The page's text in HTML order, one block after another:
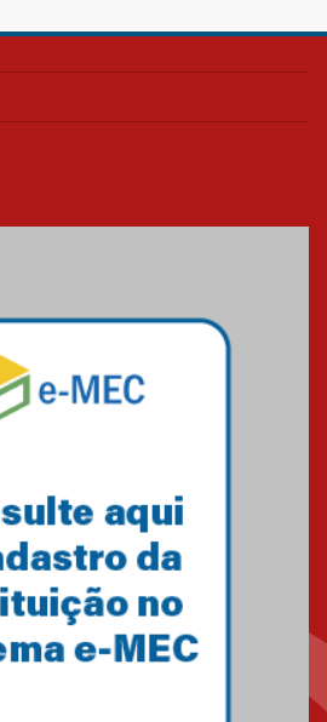
HUEM é o primeiro hospital do
UTI's inteligentes
referência mundial em
Pós-Asco: evento do HUEM
debate novidades sobre
estudos e tratamentos contra
o câncer
MackPesquisa 2026 prorroga
inscrições até 14 de agosto
15.06.2026